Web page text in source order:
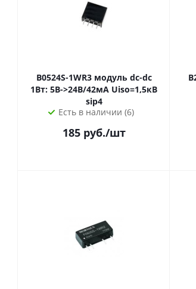
B0524S-1WR3 модуль dc-dc
1Вт: 5В->24В/42мА Uiso=1,5кВ
sip4
Есть в наличии (6)
185руб./шт